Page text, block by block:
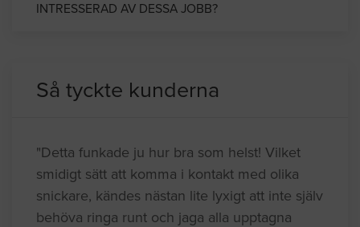
INTRESSERAD AV DESSA JOBB?
Så tyckte kunderna
"Detta funkade ju hur bra som helst! Vilket
smidigt sätt att komma i kontakt med olika
snickare, kändes nästan lite lyxigt att inte själv
behöva ringa runt och jaga alla upptagna